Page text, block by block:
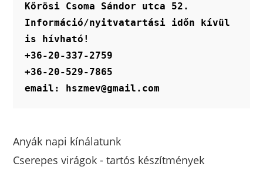
Kőrösi Csoma Sándor utca 52.
Információ/nyitvatartási időn kívül
is hívható!
+36-20-337-2759
+36-20-529-7865
email: hszmev@gmail.com
Anyák napi kínálatunk
Cserepes virágok - tartós készítmények